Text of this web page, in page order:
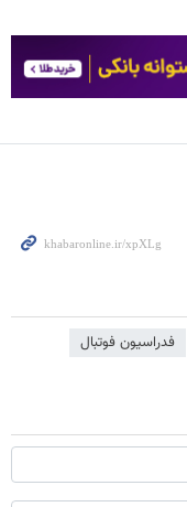
فدراسیون فوتبال